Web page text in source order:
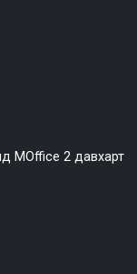
MOffice 2 давхарт